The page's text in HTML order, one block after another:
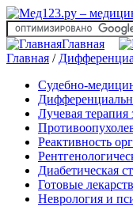
Главная
Главная /
Судебно-
Лучевая терапия
Реактивность
Диабетическая
Готовые
Неврология и